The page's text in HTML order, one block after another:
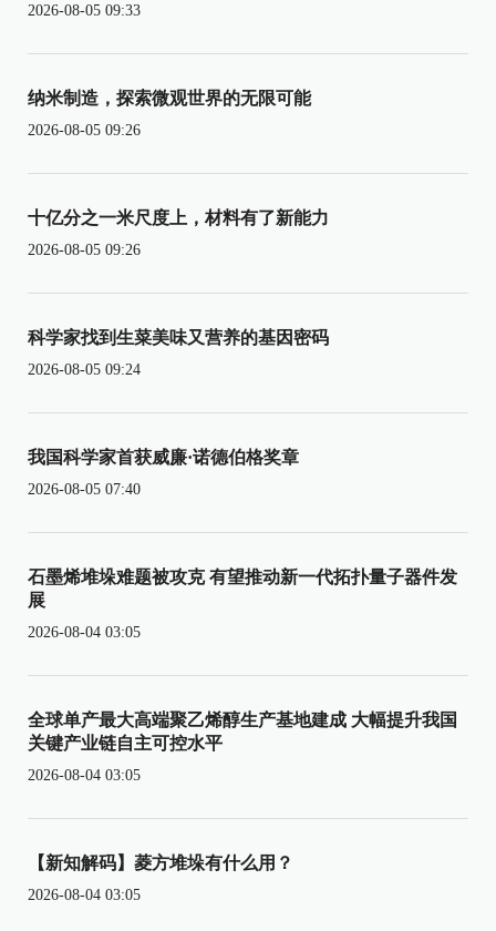
2026-08-05 09:33
纳米制造，探索微观世界的无限可能
2026-08-05 09:26
十亿分之一米尺度上，材料有了新能力
2026-08-05 09:26
科学家找到生菜美味又营养的基因密码
2026-08-05 09:24
我国科学家首获威廉·诺德伯格奖章
2026-08-05 07:40
石墨烯堆垛难题被攻克 有望推动新一代拓扑量子器件发
展
2026-08-04 03:05
全球单产最大高端聚乙烯醇生产基地建成 大幅提升我国
关键产业链自主可控水平
2026-08-04 03:05
【新知解码】菱方堆垛有什么用？
2026-08-04 03:05